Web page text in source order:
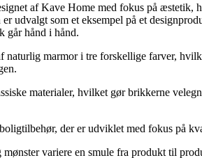
af Kave Home med fokus på æstetik,
udvalgt som et eksempel på et
går hånd i hånd.
marmor i tre forskellige farver,
materialer, hvilket gør brikkerne
der er udviklet med fokus på
variere en smule fra produkt til